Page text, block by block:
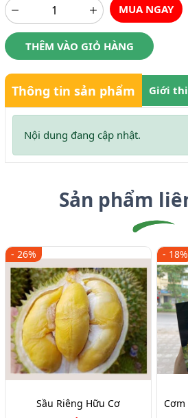
MUA NGAY
THÊM VÀO GIỎ HÀNG
Thông tin sản phẩm Giới
Nội dung đang cập nhật.
Sản phẩm
- 26%
Sầu Riêng Hữu Cơ
- 18%